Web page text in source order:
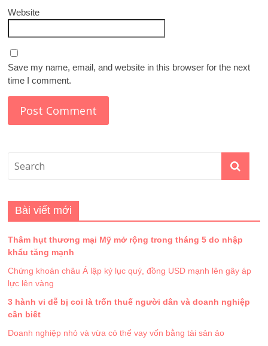
Website
Save my name, email, and website in this browser for the next
time I comment.
Bài viết mới
Thâm hụt thương mại Mỹ mở rộng trong tháng 5 do nhập
khẩu tăng mạnh
Chứng khoán châu Á lập kỷ lục quý, đồng USD mạnh lên gây áp
lực lên vàng
3 hành vi dễ bị coi là trốn thuế người dân và doanh nghiệp
cần biết
Doanh nghiệp nhỏ và vừa có thể vay vốn bằng tài sản ảo